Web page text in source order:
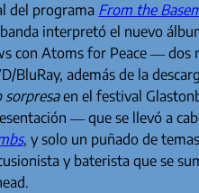
del programa From the
interpretó el nuevo
con Atoms for Peace — dos
BluRay, además de la
sorpresaen el festival
— que se llevó a
, y solo un puñado de
y baterista que se